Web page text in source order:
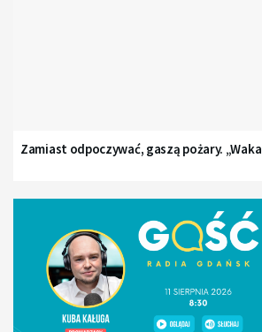
Zamiast odpoczywać, gaszą pożary.